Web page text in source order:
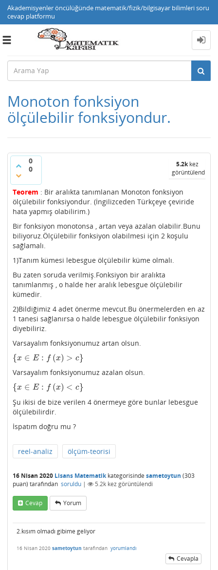
Akademisyenler öncülüğünde matematik/fizik/bilgisayar bilimleri soru
cevap platformu
Toggle
Monoton fonksiyon
ölçülebilir fonksiyondur.
0
0
5.2kkez
görüntülendi
Teorem : Bir aralıkta tanımlanan Monoton fonksiyon
ölçülebilir fonksiyondur. (İngilizceden Türkçeye çeviride
hata yapmış olabilirim.)
Bir fonksiyon monotonsa , artan veya azalan olabilir.Bunu
biliyoruz.Ölçülebilir fonksiyon olabilmesi için 2 koşulu
sağlamalı.
1)Tanım kümesi lebesgue ölçülebilir küme olmalı.
Bu zaten soruda verilmiş.Fonksiyon bir aralıkta
tanımlanmış , o halde her aralık lebesgue ölçülebilir
kümedir.
2)Bildiğimiz 4 adet önerme mevcut.Bu önermelerden en az
1 tanesi sağlanırsa o halde lebesgue ölçülebilir fonksiyon
diyebiliriz.
Varsayalım fonksiyonumuz artan olsun.
{x ∈ E : f (x) > c}
{x∈ E: (x) > }
Varsayalım fonksiyonumuz azalan olsun.
{x ∈ E : f (x) < c}
{ x∈ E: (x) < }
Şu ikisi de bize verilen 4 önermeye göre bunlar lebesgue
ölçülebilirdir.
İspatım doğru mu ?
reel-analiz ölçüm-teorisi
16 Nisan 2020 Lisans Matematikkategorisinde sametoytun (303
puan) tarafından soruldu | 5.2k kez görüntülendi
Cevap Yorum
2.kısım olmadı gibime geliyor
16 Nisan 2020 sametoytun tarafından yorumlandı
Cevapla